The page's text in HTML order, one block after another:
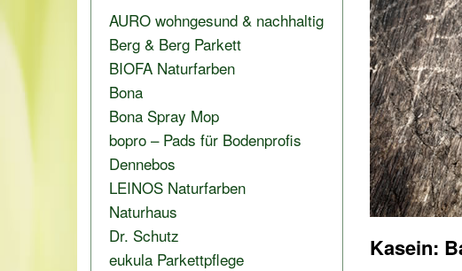
Kasein:
AURO wohngesund & nachhaltig
Berg & Berg Parkett
BIOFA Naturfarben
Bona
Bona Spray Mop
bopro – Pads für Bodenprofis
Dennebos
LEINOS Naturfarben
Naturhaus
Dr. Schutz
eukula Parkettpflege